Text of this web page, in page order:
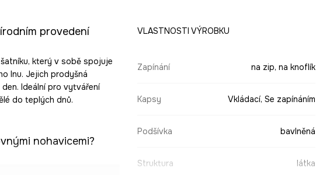
provedení
který v sobě spojuje
lnu. Jejich prodyšná
Ideální pro vytváření
do teplých dnů.
nohavicemi?
VLASTNOSTI VÝROBKU
Zapínání na zip, na knoflík
Kapsy Vkládací, Se zapínáním
Podšívka bavlněná
Struktura látka